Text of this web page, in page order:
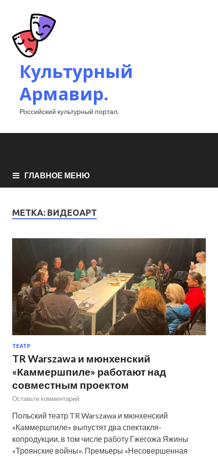
Культурный
Армавир.
Российский культурный портал.
ГЛАВНОЕ МЕНЮ
МЕТКА: ВИДЕОАРТ
ТЕАТР
TR Warszawa и мюнхенский
«Каммершпиле» работают над
совместным проектом
Оставьте комментарий
Польский театр TR Warszawa и мюнхенский
«Каммершпиле» выпустят два спектакля-
копродукции, в том числе работу Гжегожа Яжины
«Троянские войны». Премьеры «Несовершенная